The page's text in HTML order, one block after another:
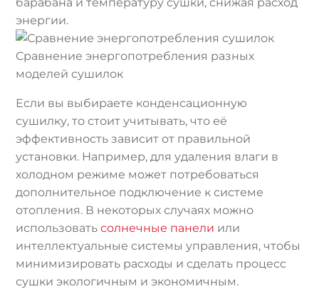
энергии.
Сравнение энергопотребления разных
моделей сушилок
Если вы выбираете конденсационную
сушилку, то стоит учитывать, что её
эффективность зависит от правильной
установки. Например, для удаления влаги в
холодном режиме может потребоваться
дополнительное подключение к системе
отопления. В некоторых случаях можно
использоватьсолнечные панели или
интеллектуальные системы управления, чтобы
минимизировать расходы и сделать процесс
сушки экологичным и экономичным.